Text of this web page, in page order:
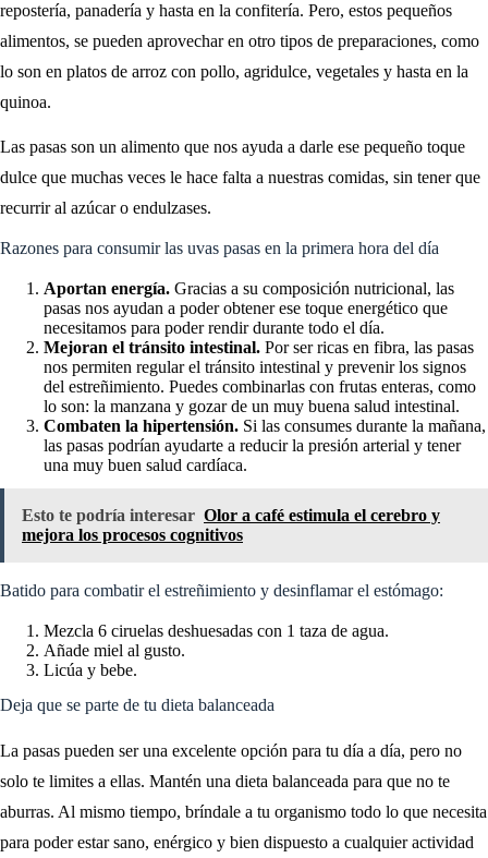
repostería, panadería y hasta en la confitería. Pero, estos pequeños
alimentos, se pueden aprovechar en otro tipos de preparaciones, como
lo son en platos de arroz con pollo, agridulce, vegetales y hasta en la
quinoa.
Las pasas son un alimento que nos ayuda a darle ese pequeño toque
dulce que muchas veces le hace falta a nuestras comidas, sin tener que
recurrir al azúcar o endulzases.
Razones para consumir las uvas pasas en la primera hora del día
Aportan energía. Gracias a su composición nutricional, las
pasas nos ayudan a poder obtener ese toque energético que
necesitamos para poder rendir durante todo el día.
Mejoran el tránsito intestinal. Por ser ricas en fibra, las pasas
nos permiten regular el tránsito intestinal y prevenir los signos
del estreñimiento. Puedes combinarlas con frutas enteras, como
lo son: la manzana y gozar de un muy buena salud intestinal.
Combaten la hipertensión. Si las consumes durante la mañana,
las pasas podrían ayudarte a reducir la presión arterial y tener
una muy buen salud cardíaca.
Esto te podría interesar Olor a café estimula el cerebro y
mejora los procesos cognitivos
Batido para combatir el estreñimiento y desinflamar el estómago:
Mezcla 6 ciruelas deshuesadas con 1 taza de agua.
Añade miel al gusto.
Licúa y bebe.
Deja que se parte de tu dieta balanceada
La pasas pueden ser una excelente opción para tu día a día, pero no
solo te limites a ellas. Mantén una dieta balanceada para que no te
aburras. Al mismo tiempo, bríndale a tu organismo todo lo que necesita
para poder estar sano, enérgico y bien dispuesto a cualquier actividad